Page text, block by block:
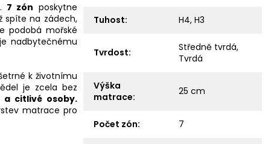
7 zón poskytne
spíte na zádech,
podobá mořské
nadbytečnému
k životnímu
je zcela bez
citlivé osoby.
matrace pro
Tuhost: H4, H3
Tvrdost: Středně tvrdá,
Tvrdá
Výška
matrace: 25 cm
Počet zón: 7